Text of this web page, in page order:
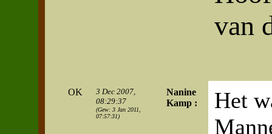
van
OK
3 Dec 2007,
08:29:37
(Gew: 3 Jan 2011,
07:57:31)
Nanine
Kamp :
Het